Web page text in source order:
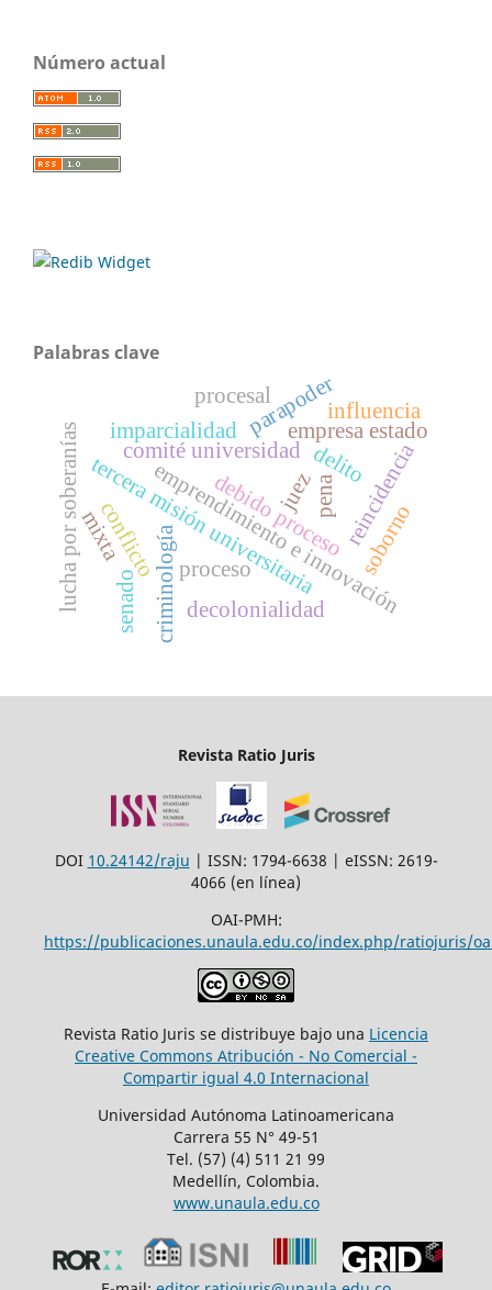
Número actual
Palabras clave
emprendimiento e innovación
comité universidad
empresa estado
tercera misión universitaria
proceso
debido proceso
imparcialidad
juez reincidencia
delito
pena
criminología
lucha por soberaníasconflicto
parapoder
procesal
mixta
decolonialidad
senado
soborno
influencia
Revista Ratio Juris
DOI 10.24142/raju | ISSN: 1794-6638 | eISSN: 2619-
4066 (en línea)
OAI-PMH:
https://publicaciones.unaula.edu.co/index.php/ratiojuris/
Revista Ratio Juris se distribuye bajo una Licencia
Creative Commons Atribución - No Comercial -
Compartir igual 4.0 Internacional
Universidad Autónoma Latinoamericana
Carrera 55 N° 49-51
Tel. (57) (4) 511 21 99
Medellín, Colombia.
www.unaula.edu.co